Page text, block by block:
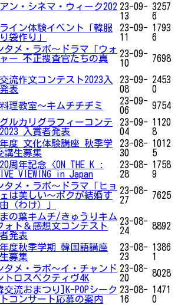
ン・シネマ・ウィーク202 23-09-
13
3257
6
イン体験イベント「韓服
袋作り」
23-09-
11
1793
6
タメ・ラボ～ドラマ「ウォ
ー 不正捜査官たちの真
23-09-
10
7698
流作文コンテスト2023入
表
23-09-
08
2453
0
理教室～キムチチヂミ
23-09-
06
9754
ルカリグラフィーコンテ
入賞者発表
23-09-
04
1120
8
年度 文化体験講座 秋季学
講生募集
23-08-
30
1012
5
周年記念〈ON THE K :
VIEWING in Japan
23-08-
28
1758
9
タメ・ラボ～ドラマ「ヒョ
は美しい～ボクが結婚す
（わけ）」
23-08-
27
7625
の葉キムチ/きゅうりキム
ォト＆感想文コンテスト
発表
23-08-
24
8892
年度秋季学期 韓国語講座
募集
23-08-
23
1386
1
タメ・ラボ～イ・チャンド
トロスペクティヴ4K
23-08-
20
8028
交流おまつり]K-POPシーク
トコンサート応募の案内
23-08-
16
1471
0